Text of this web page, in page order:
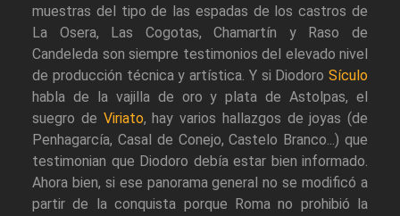
muestras del tipo de las espadas de los castros de
La Osera, Las Cogotas, Chamartín y Raso de
Candeleda son siempre testimonios del elevado nivel
de producción técnica y artística. Y si Diodoro Sículo
habla de la vajilla de oro y plata de Astolpas, el
suegro de Viriato, hay varios hallazgos de joyas (de
Penhagarcía, Casal de Conejo, Castelo Branco...) que
testimonian que Diodoro debía estar bien informado.
Ahora bien, si ese panorama general no se modificó a
partir de la conquista porque Roma no prohibió la